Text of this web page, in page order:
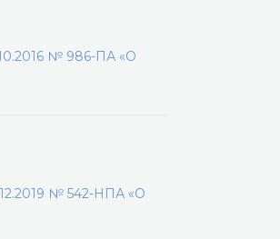
№ 986-ПА «О
№ 542-НПА «О